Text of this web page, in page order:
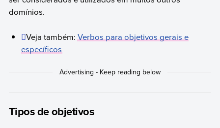
domínios.
Veja também:Verbos para objetivos gerais e
específicos
Tipos de objetivos